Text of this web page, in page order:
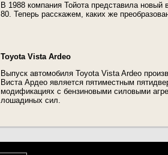
В 1988 компания Тойота представила новый
80. Теперь расскажем, каких же
Toyota Vista Ardeo
Выпуск автомобиля Toyota Vista Ardeo
Виста Ардео является пятиместным
модификациях с бензиновыми силовыми
лошадиных сил.